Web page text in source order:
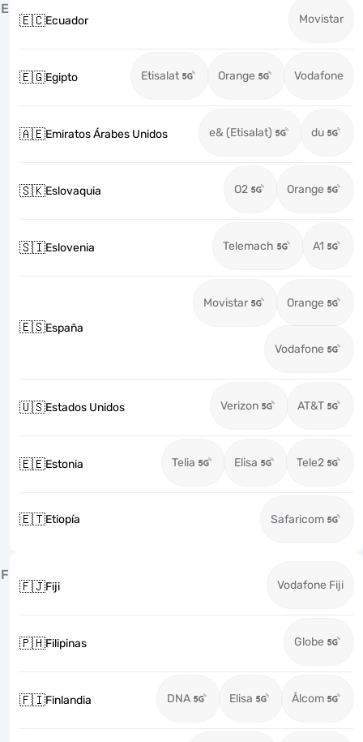
E
🇪🇨Ecuador Movistar
🇪🇬Egipto Etisalat Orange Vodafone
🇦🇪Emiratos Árabes Unidos e& (Etisalat) du
🇸🇰Eslovaquia O2 Orange
🇸🇮Eslovenia Telemach A1
🇪🇸España
Movistar Orange
Vodafone
🇺🇸Estados Unidos Verizon AT&T
🇪🇪Estonia Telia Elisa Tele2
🇪🇹Etiopía Safaricom
F
🇫🇯Fiji Vodafone Fiji
🇵🇭Filipinas Globe
🇫🇮Finlandia DNA Elisa Ålcom